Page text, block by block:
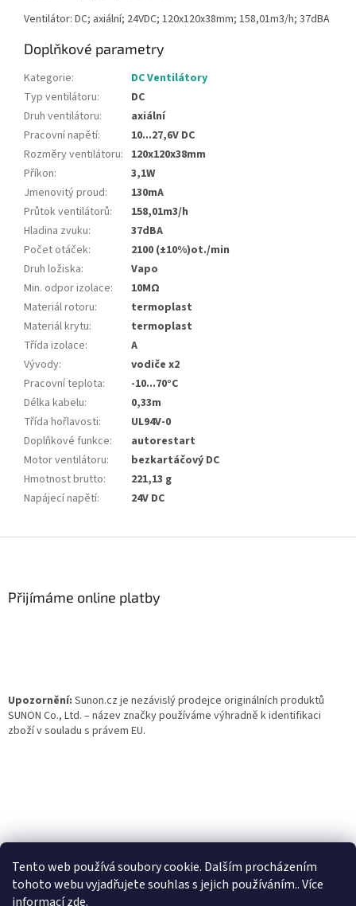
Tento web používá soubory cookie. Dalším procházením
tohoto webu vyjadřujete souhlas s jejich používáním.. Více
informacízde.
Ventilátor: DC; axiální; 24VDC; 120x120x38mm; 158,01m3/h; 37dBA
Doplňkové parametry
Kategorie:
DC Ventilátory
Typ ventilátoru:
DC
Druh ventilátoru:
axiální
Pracovní napětí:
10...27,6V DC
Rozměry ventilátoru: 120x120x38mm
Příkon:
3,1W
Jmenovitý proud:
130mA
Průtok ventilátorů:
158,01m3/h
Hladina zvuku:
37dBA
Počet otáček:
2100 (±10%)ot./min
Druh ložiska:
Vapo
Min. odpor izolace:
10MΩ
Materiál rotoru:
termoplast
Materiál krytu:
termoplast
Třída izolace:
A
Vývody:
vodiče x2
Pracovní teplota:
-10...70°C
Délka kabelu:
0,33m
Třída hořlavosti:
UL94V-0
Doplňkové funkce:
autorestart
Motor ventilátoru:
bezkartáčový DC
Hmotnost brutto:
221,13 g
Napájecí napětí: 24V DC
Přijímáme online platby
Upozornění: Sunon.cz je nezávislý prodejce originálních produktů
SUNON Co., Ltd. – název značky používáme výhradně k identifikaci
zboží v souladu s právem EU.